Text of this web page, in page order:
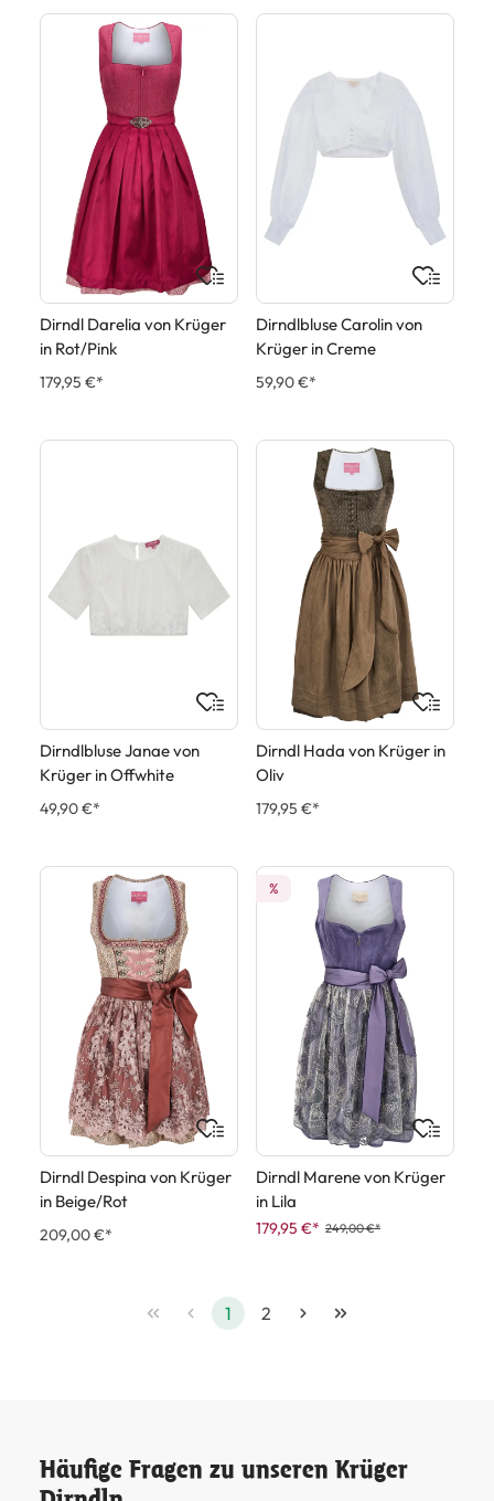
Dirndl Darelia von Krüger
in Rot/Pink
179,95 €*
Dirndlbluse Carolin von
Krüger in Creme
59,90 €*
Dirndlbluse Janae von
Krüger in Offwhite
49,90 €*
Dirndl Hada von Krüger in
Oliv
179,95 €*
Dirndl Despina von Krüger
in Beige/Rot
209,00 €*
%
Dirndl Marene von Krüger
in Lila
179,95 €* 249,00 €*
1 2
Häufige Fragen zu unseren Krüger